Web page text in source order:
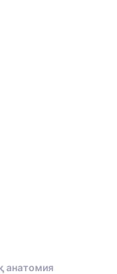
анатомия